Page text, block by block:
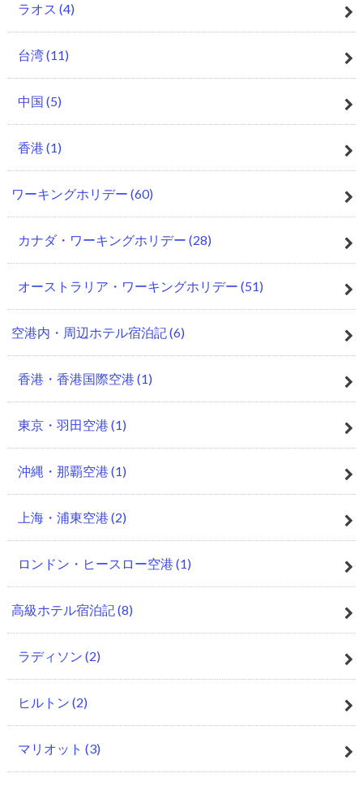
ラオス (4)
台湾(11)
中国 (5)
香港 (1)
ワーキングホリデー (60)
カナダ・ワーキングホリデー (28)
オーストラリア・ワーキングホリデー (51)
空港内・周辺ホテル宿泊記(6)
香港・香港国際空港 (1)
東京・羽田空港 (1)
沖縄・那覇空港 (1)
上海・浦東空港 (2)
ロンドン・ヒースロー空港 (1)
高級ホテル宿泊記(8)
ラディソン (2)
ヒルトン (2)
マリオット (3)